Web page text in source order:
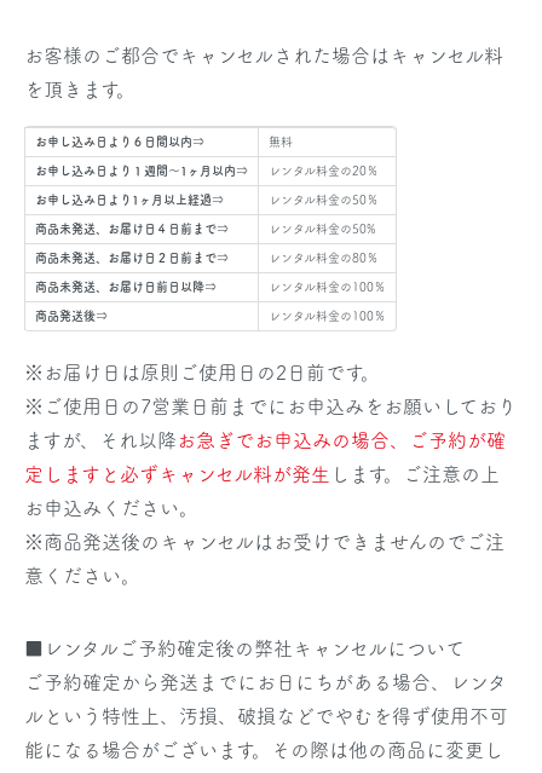
お客様のご都合でキャンセルされた場合はキャンセル料
を頂きます。
お申し込み日より６日間以内⇒ 無料
お申し込み日より１週間～1ヶ月以内⇒ レンタル料金の20％
お申し込み日より1ヶ月以上経過⇒ レンタル料金の50％
商品未発送、お届け日４日前まで⇒ レンタル料金の50%
商品未発送、お届け日２日前まで⇒ レンタル料金の80％
商品未発送、お届け日前日以降⇒ レンタル料金の100％
商品発送後⇒ レンタル料金の100％
※お届け日は原則ご使用日の2日前です。
※ご使用日の7営業日前までにお申込みをお願いしており
ますが、それ以降 お急ぎでお申込みの場合、ご予約が確
定しますと必ずキャンセル料が発生 します。ご注意の上
お申込みください。
※商品発送後のキャンセルはお受けできませんのでご注
意ください。
■レンタルご予約確定後の弊社キャンセルについて
ご予約確定から発送までにお日にちがある場合、レンタ
ルという特性上、汚損、破損などでやむを得ず使用不可
能になる場合がございます。その際は他の商品に変更し